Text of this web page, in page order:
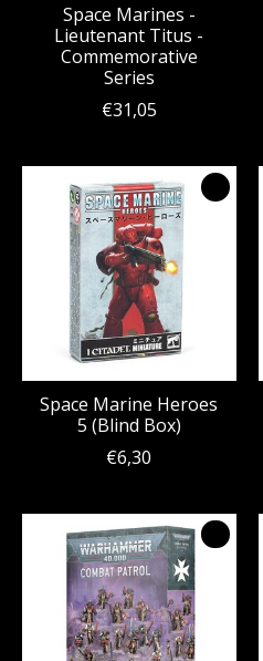
Space Marines -
Lieutenant Titus -
Commemorative
Series
€31,05
Space Marine Heroes
5 (Blind Box)
€6,30